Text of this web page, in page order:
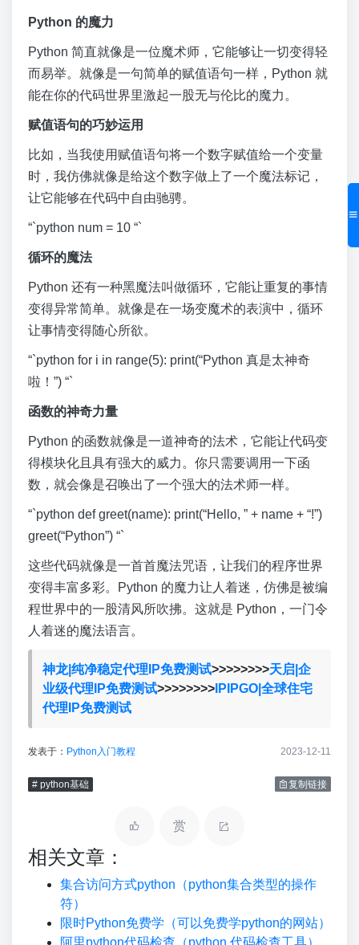
Python 的魔力
Python 简直就像是一位魔术师，它能够让一切变得轻
而易举。就像是一句简单的赋值语句一样，Python 就
能在你的代码世界里激起一股无与伦比的魔力。
赋值语句的巧妙运用
比如，当我使用赋值语句将一个数字赋值给一个变量
时，我仿佛就像是给这个数字做上了一个魔法标记，
让它能够在代码中自由驰骋。
“`python num = 10 “`
循环的魔法
Python 还有一种黑魔法叫做循环，它能让重复的事情
变得异常简单。就像是在一场变魔术的表演中，循环
让事情变得随心所欲。
“`python for i in range(5): print(“Python 真是太神奇
啦！”) “`
函数的神奇力量
Python 的函数就像是一道神奇的法术，它能让代码变
得模块化且具有强大的威力。你只需要调用一下函
数，就会像是召唤出了一个强大的法术师一样。
“`python def greet(name): print(“Hello, ” + name + “!”)
greet(“Python”) “`
这些代码就像是一首首魔法咒语，让我们的程序世界
变得丰富多彩。Python 的魔力让人着迷，仿佛是被编
程世界中的一股清风所吹拂。这就是 Python，一门令
人着迷的魔法语言。
神龙|纯净稳定代理IP免费测试>>>>>>>>天启|企
业级代理IP免费测试>>>>>>>>IPIPGO|全球住宅
代理IP免费测试
发表于： Python入门教程 2023-12-11
# python基础 复制链接
赏
相关文章：
集合访问方式python（python集合类型的操作
符）
限时Python免费学（可以免费学python的网站）
阿里python代码检查（python 代码检查工具）